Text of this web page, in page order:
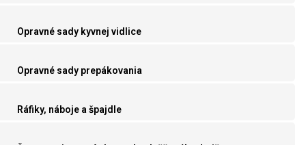
Opravné sady kyvnej vidlice
Opravné sady prepákovania
Ráfiky, náboje a špajdle